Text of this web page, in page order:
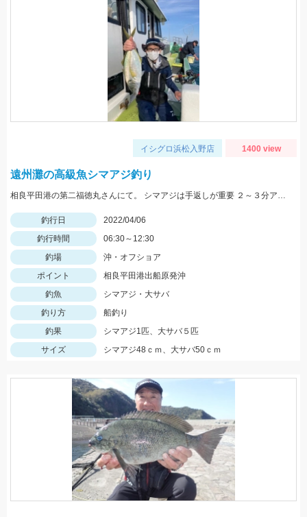
イシグロ浜松入野店 1400 view
遠州灘の高級魚シマアジ釣り
相良平田港の第二福徳丸さんにて。 シマアジは手返しが重要 ２～３分アタリがなかったら上げる。
釣行日
2022/04/06
釣行時間
06:30～12:30
釣場
沖・オフショア
ポイント
相良平田港出船原発沖
釣魚
シマアジ・大サバ
釣り方
船釣り
釣果
シマアジ1匹、大サバ５匹
サイズ
シマアジ48ｃｍ、大サバ50ｃｍ